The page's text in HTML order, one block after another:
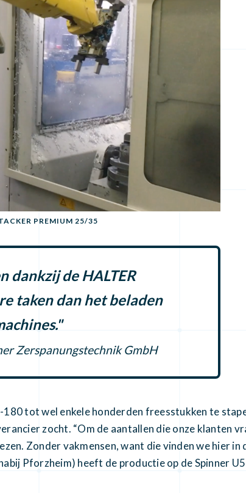
PREMIUM 25/35
dankzij de HALTER
taken dan het beladen
Zerspanungstechnik GmbH
tot wel enkele honderden freesstukken te
zocht. “Om de aantallen die onze klanten
Zonder vakmensen, want die vinden we hier
Pforzheim) heeft de productie op de Spinner